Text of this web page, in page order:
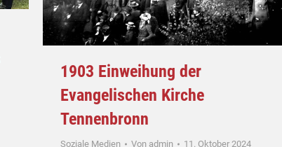
1903 Einweihung der
Evangelischen Kirche
Tennenbronn
Soziale Medien Von admin 11. Oktober 2024